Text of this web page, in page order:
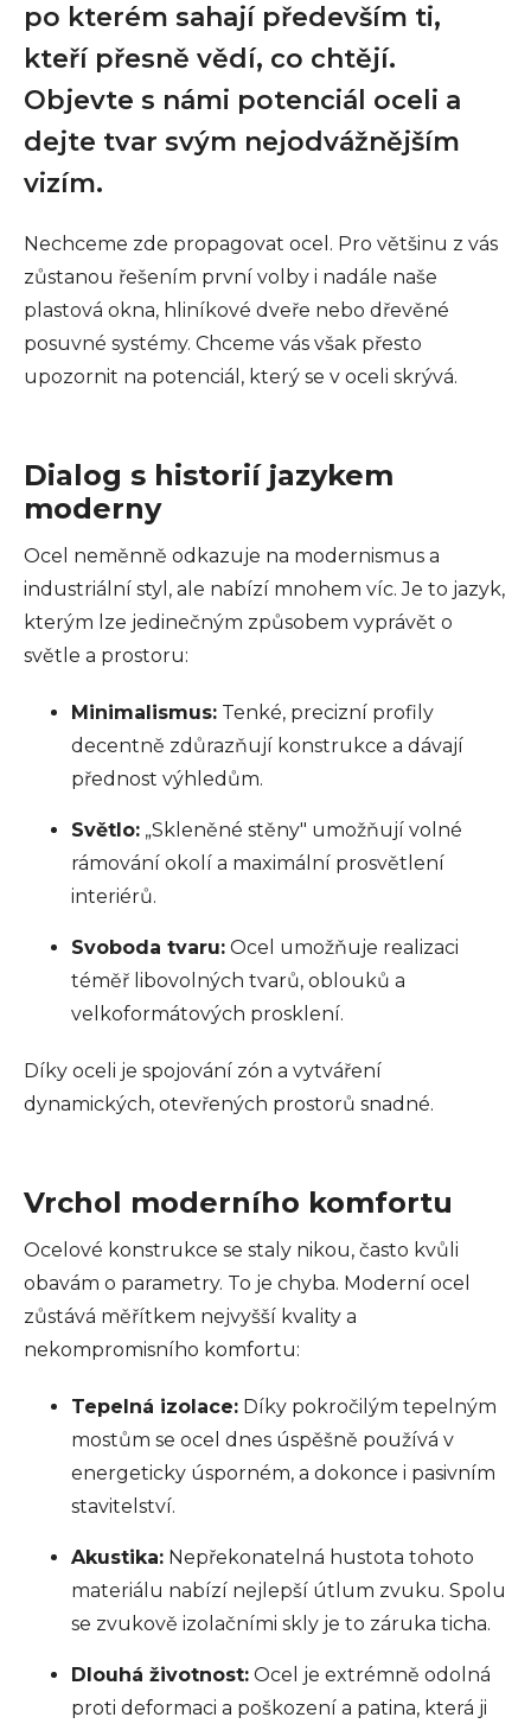
po kterém sahají především ti,
kteří přesně vědí, co chtějí.
Objevte s námi potenciál oceli a
dejte tvar svým nejodvážnějším
vizím.
Nechceme zde propagovat ocel. Pro většinu z vás
zůstanou řešením první volby i nadále naše
plastová okna, hliníkové dveře nebo dřevěné
posuvné systémy. Chceme vás však přesto
upozornit na potenciál, který se v oceli skrývá.
Dialog s historií jazykem
moderny
Ocel neměnně odkazuje na modernismus a
industriální styl, ale nabízí mnohem víc. Je to jazyk,
kterým lze jedinečným způsobem vyprávět o
světle a prostoru:
Minimalismus: Tenké, precizní profily
decentně zdůrazňují konstrukce a dávají
přednost výhledům.
Světlo: „Skleněné stěny" umožňují volné
rámování okolí a maximální prosvětlení
interiérů.
Svoboda tvaru: Ocel umožňuje realizaci
téměř libovolných tvarů, oblouků a
velkoformátových prosklení.
Díky oceli je spojování zón a vytváření
dynamických, otevřených prostorů snadné.
Vrchol moderního komfortu
Ocelové konstrukce se staly nikou, často kvůli
obavám o parametry. To je chyba. Moderní ocel
zůstává měřítkem nejvyšší kvality a
nekompromisního komfortu:
Tepelná izolace: Díky pokročilým tepelným
mostům se ocel dnes úspěšně používá v
energeticky úsporném, a dokonce i pasivním
stavitelství.
Akustika: Nepřekonatelná hustota tohoto
materiálu nabízí nejlepší útlum zvuku. Spolu
se zvukově izolačními skly je to záruka ticha.
Dlouhá životnost: Ocel je extrémně odolná
proti deformaci a poškození a patina, která ji